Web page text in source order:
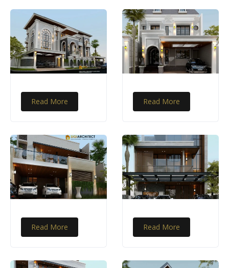
Read More Read More
Read More Read More